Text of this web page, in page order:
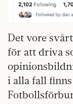
Det vore
för att driva
i alla fall